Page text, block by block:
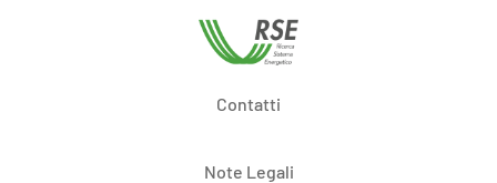
Contatti
Note Legali